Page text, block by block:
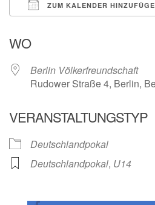
ZUM KALENDER
WO
Berlin Völkerfreundschaft
Rudower Straße 4, Berlin,
VERANSTALTUNGSTYP
Deutschlandpokal
Deutschlandpokal, U14